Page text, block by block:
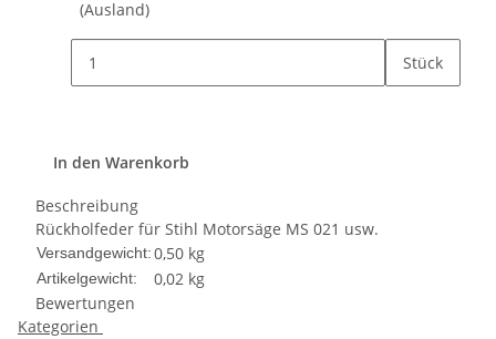
(Ausland)
Stück
In den Warenkorb
Beschreibung
Rückholfeder für Stihl Motorsäge MS 021 usw.
Versandgewicht:0,50 kg
Artikelgewicht: 0,02 kg
Bewertungen
Kategorien